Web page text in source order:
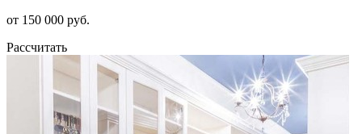
от 150 000 руб.
Рассчитать